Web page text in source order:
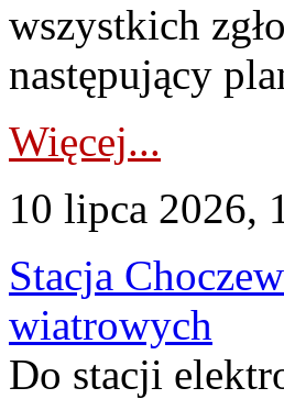
wszystkich
następujący
Więcej...
10 lipca 2026,
Stacja
wiatrowych
Do stacji